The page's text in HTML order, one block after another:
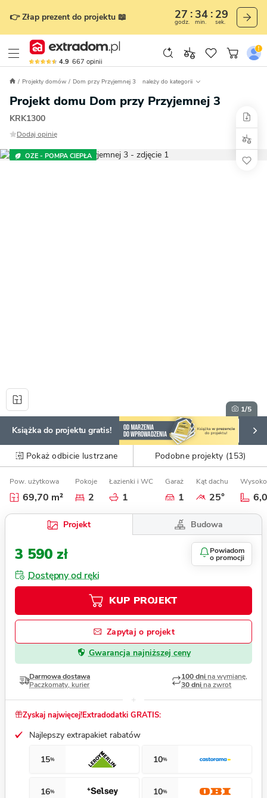
👉 Złap prezent do projektu 📖 27
godz.
34
min.
28
sek.
4.9 667 opinii
Projekty domów Dom przy Przyjemnej 3 należy do kategorii
Projekt domu Dom przy Przyjemnej 3
KRK1300
Dodaj opinię
OZE - POMPA CIEPŁA
1/5
Książka do projektu gratis!
Pokaż odbicie lustrzane Podobne projekty (153)
Pow. użytkowa
69,70 m²
Pokoje
2
Łazienki i WC
1
Garaż
1
Kąt dachu
25°
Projekt Budowa
3 590 zł Powiadom
o promocji
Dostępny od ręki
KUP PROJEKT
Zapytaj o projekt
Gwarancja najniższej ceny
Darmowa dostawa
Paczkomaty, kurier
100 dni na wymianę,
30 dni na zwrot
Zyskaj najwięcej!Extradodatki GRATIS:
Najlepszy extrapakiet rabatów
15% 10%
16% 10%